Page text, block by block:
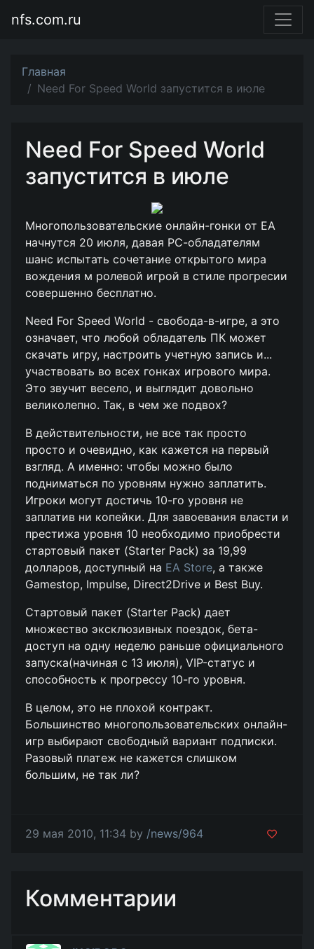
nfs.com.ru
Главная
Need For Speed World запустится в июле
Need For Speed World
запустится в июле
Многопользовательские онлайн-гонки от ЕА
начнутся 20 июля, давая РС-обладателям
шанс испытать сочетание открытого мира
вождения м ролевой игрой в стиле прогресии
совершенно бесплатно.
Need For Speed World - свобода-в-игре, а это
означает, что любой обладатель ПК может
скачать игру, настроить учетную запись и...
участвовать во всех гонках игрового мира.
Это звучит весело, и выглядит довольно
великолепно. Так, в чем же подвох?
В действительности, не все так просто
просто и очевидно, как кажется на первый
взгляд. А именно: чтобы можно было
подниматься по уровням нужно заплатить.
Игроки могут достичь 10-го уровня не
заплатив ни копейки. Для завоевания власти и
престижа уровня 10 необходимо приобрести
стартовый пакет (Starter Pack) за 19,99
долларов, доступный на EA Store, а также
Gamestop, Impulse, Direct2Drive и Best Buy.
Стартовый пакет (Starter Pack) дает
множество эксклюзивных поездок, бета-
доступ на одну неделю раньше официального
запуска(начиная с 13 июля), VIP-статус и
способность к прогрессу 10-го уровня.
В целом, это не плохой контракт.
Большинство многопользовательских онлайн-
игр выбирают свободный вариант подписки.
Разовый платеж не кажется слишком
большим, не так ли?
29 мая 2010, 11:34 by /news/964
Комментарии